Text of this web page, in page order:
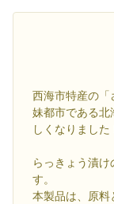
西海市特産の「
妹都市である北
しくなりました
らっきょう漬
す。
本製品は、原料